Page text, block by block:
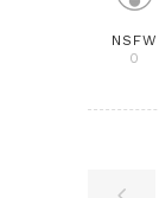
NSFW
0